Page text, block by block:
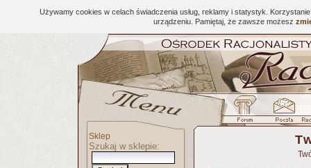
Używamy cookies w celach świadczenia usług, reklamy i statystyk.
urządzeniu. Pamiętaj, że zawsze możesz
Sklep
Szukaj w sklepie: